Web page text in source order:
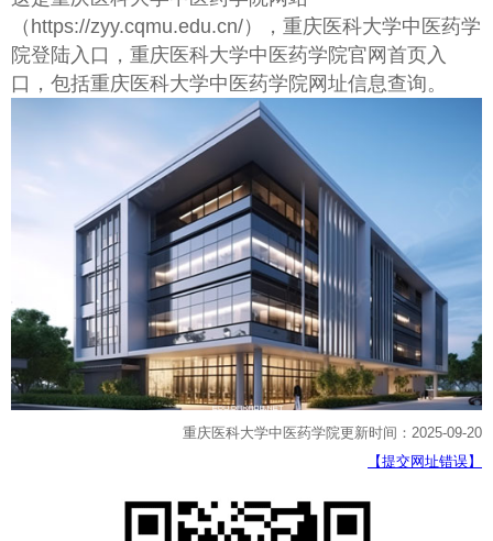
（https://zyy.cqmu.edu.cn/），重庆医科大学中医药学
院登陆入口，重庆医科大学中医药学院官网首页入
口，包括重庆医科大学中医药学院网址信息查询。
重庆医科大学中医药学院更新时间：2025-09-20
【提交网址错误】